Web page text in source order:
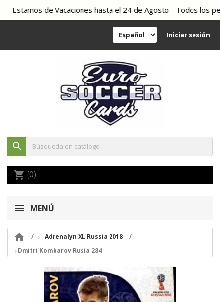
Estamos de Vacaciones hasta el 24 de Agosto - Todos los
Iniciar sesión
search
shopping_cart (0)
MENÚ

Adrenalyn XL Russia 2018
Dmitri Kombarov Rusia 284